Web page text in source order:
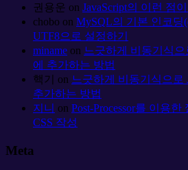
권용운 on JavaScript의 이런 점
chobo on MySQL의 기본 인코딩
UTF8으로 설정하기
miname on 느긋하게 비동기식으
에 추가하는 방법
핵기
on 느긋하게 비동기식으로
추가하는 방법
지니 on Post-Processor를 이용
CSS 작성
Meta